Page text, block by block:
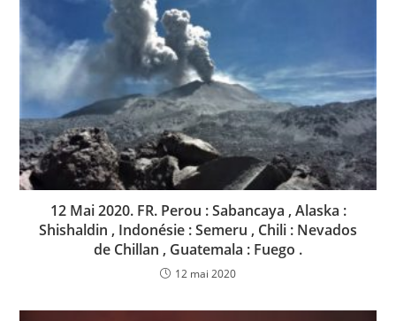
12 Mai 2020. FR. Perou : Sabancaya , Alaska :
Shishaldin , Indonésie : Semeru , Chili : Nevados
de Chillan , Guatemala : Fuego .
12 mai 2020